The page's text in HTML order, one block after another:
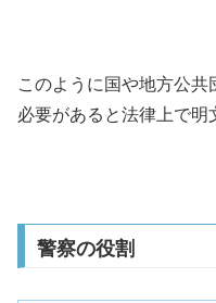
このように国や地方公
必要があると法律上で明
警察の役割